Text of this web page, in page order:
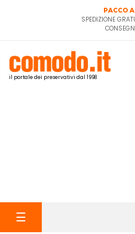
PACCO
SPEDIZIONE
il portale dei preservativi dal 1998
navigazione
☰